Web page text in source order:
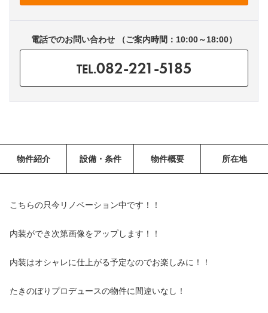
電話でのお問い合わせ （ご案内時間：10:00～18:00）
TEL.082-221-5185
物件紹介 設備・条件 物件概要 所在地
こちらの只今リノベーション中です！！
内装ができ次第画像をアップします！！
内装はオシャレに仕上がる予定なのでお楽しみに！！
たきのぼりプロデュースの物件に間違いなし！